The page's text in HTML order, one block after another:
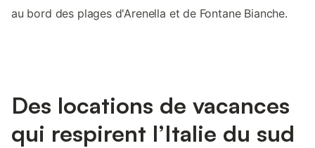
au bord des plages d'Arenella et de Fontane Bianche.
Des locations de vacances
qui respirent l’Italie du sud